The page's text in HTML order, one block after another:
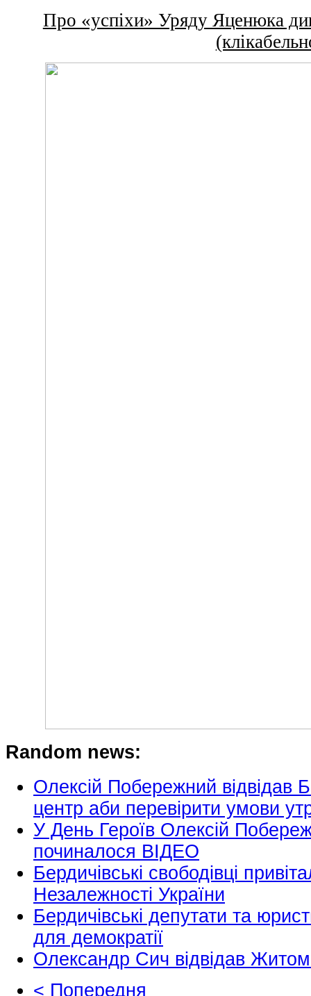
Про «успіхи» Уряду Яценюка
Random news:
Олексій Побережний відвідав
центр аби перевірити умови
У День Героїв Олексій
починалося ВІДЕО
Бердичівські свободівці
Незалежності України
Бердичівські депутати та
для демократії
Олександр Сич відвідав
< Попередня